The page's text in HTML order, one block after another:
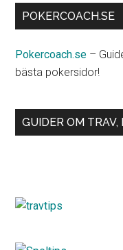
POKERCOACH.SE
Pokercoach.se –
bästa pokersidor!
GUIDER OM